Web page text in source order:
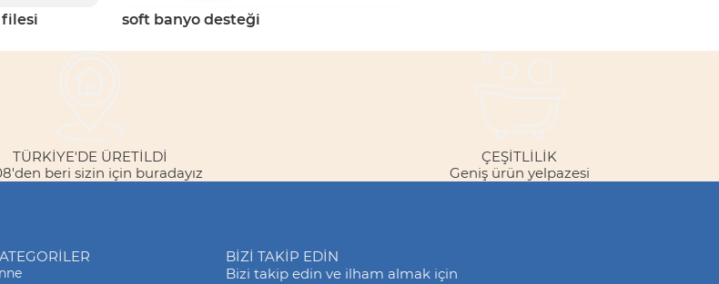
filesi soft banyo desteği
TÜRKİYE'DE ÜRETİLDİ
beri sizin için buradayız
ÇEŞITLILIK
Geniş ürün yelpazesi
BİZİ TAKİP EDİN
Bizi takip edin ve ilham almak için